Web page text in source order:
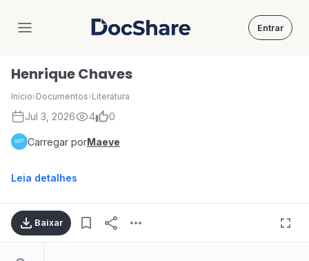
DocShare Entrar
Henrique Chaves
Início›Documentos›Literatura
Jul 3, 2026 4 0
Carregar porMaeve
Leia detalhes
Baixar